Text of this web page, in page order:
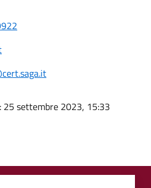
: 25 settembre 2023, 15:33